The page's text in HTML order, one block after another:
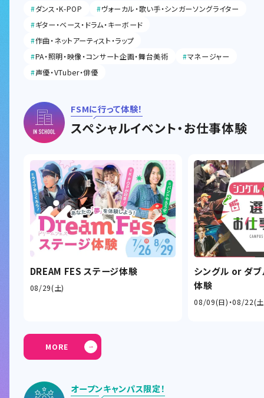
#ダンス・K-POP #ヴォーカル・歌い手・シンガーソングライター
#ギター・ベース・ドラム・キーボード
#作曲・ネットアーティスト・ラップ
#PA・照明・映像・コンサート企画・舞台美術 #マネージャー
#声優・VTuber・俳優
FSMに行って体験！
スペシャルイベント・お仕事体験
DREAM FES ステージ体験
08/29(土)
シングル or ダ
体験
08/09(日) 08/22(
MORE
オープンキャンパス限定！